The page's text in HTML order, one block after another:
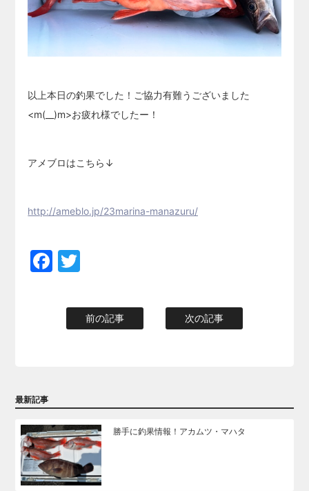
以上本日の釣果でした！ご協力有難うございました
<m(__)m>お疲れ様でしたー！
アメブロはこちら↓
http://ameblo.jp/23marina-manazuru/
Facebook
前の記事 次の記事
最新記事
勝手に釣果情報！アカムツ・マハタ